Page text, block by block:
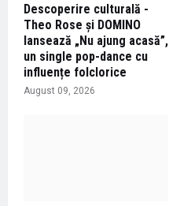
Descoperire culturală -
Theo Rose și DOMINO
lansează „Nu ajung acasă”,
un single pop-dance cu
influențe folclorice
August 09, 2026